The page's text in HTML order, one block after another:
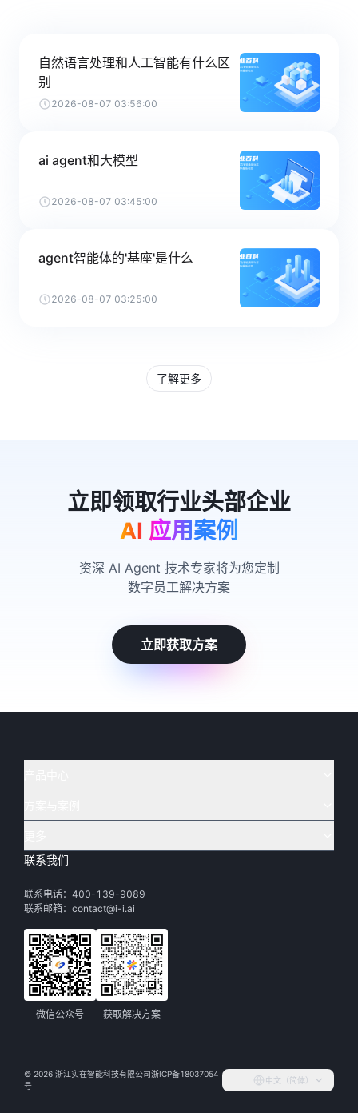
自然语言处理和人工智能有什么区
别
2026-08-07 03:56:00
ai agent和大模型
2026-08-07 03:45:00
agent智能体的'基座'是什么
2026-08-07 03:25:00
了解更多
AI 应用案例
资深 AI Agent 技术专家将为您定制
数字员工解决方案
立即获取方案
IDP 文档审阅 实在 RPA 机器人
实在 RPA 控制器
实在取数宝
电商
政府
制造
教育
财务
下载体验
实在学院
实在社区
帮助中心
智能体市场
合作伙伴
渠道加盟
关于实在
加入我们
联系我们
联系电话：400-139-9089
联系邮箱：contact@i-i.ai
微信公众号 获取解决方案
© 2026 浙江实在智能科技有限公司浙ICP备18037054
号
中文（简体）